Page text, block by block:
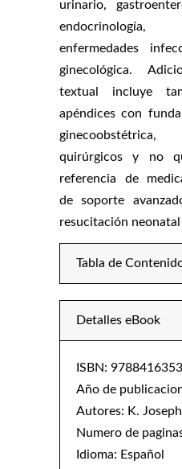
urinario,
enfermedades
ginecológica.
textual incluye
apéndices con
quirúrgicos y no
referencia de
de soporte
resucitación neonatal
Tabla de
Detalles eBook
ISBN:
Año de
Autores: K.
Numero de
Idioma: Español